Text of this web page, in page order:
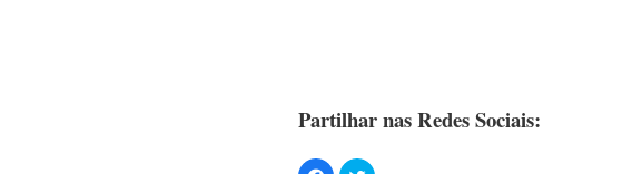
Partilhar nas Redes Sociais: